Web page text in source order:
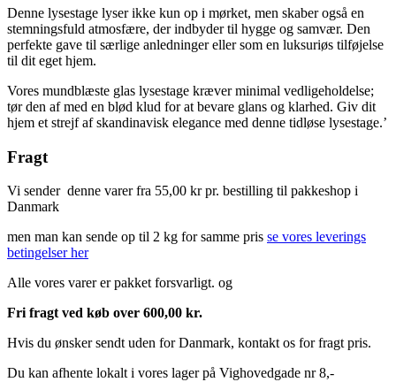
Denne lysestage lyser ikke kun op i mørket, men skaber også en
stemningsfuld atmosfære, der indbyder til hygge og samvær. Den
perfekte gave til særlige anledninger eller som en luksuriøs tilføjelse
til dit eget hjem.
Vores mundblæste glas lysestage kræver minimal vedligeholdelse;
tør den af med en blød klud for at bevare glans og klarhed. Giv dit
hjem et strejf af skandinavisk elegance med denne tidløse lysestage.’
Fragt
Vi sender denne varer fra 55,00 kr pr. bestilling til pakkeshop i
Danmark
men man kan sende op til 2 kg for samme pris se vores leverings
betingelser her
Alle vores varer er pakket forsvarligt. og
Fri fragt ved køb over 600,00 kr.
Hvis du ønsker sendt uden for Danmark, kontakt os for fragt pris.
Du kan afhente lokalt i vores lager på Vighovedgade nr 8,-